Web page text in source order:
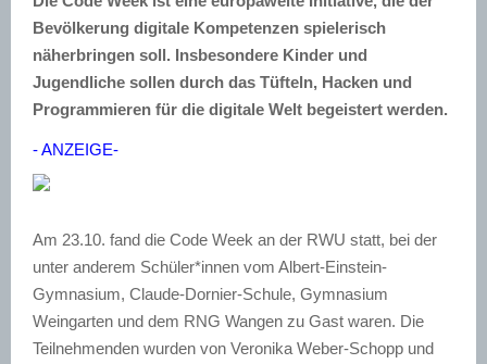
Bevölkerung digitale Kompetenzen spielerisch
näherbringen soll. Insbesondere Kinder und
Jugendliche sollen durch das Tüfteln, Hacken und
Programmieren für die digitale Welt begeistert werden.
- ANZEIGE-
Am 23.10. fand die Code Week an der RWU statt, bei der
unter anderem Schüler*innen vom Albert-Einstein-
Gymnasium, Claude-Dornier-Schule, Gymnasium
Weingarten und dem RNG Wangen zu Gast waren. Die
Teilnehmenden wurden von Veronika Weber-Schopp und